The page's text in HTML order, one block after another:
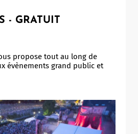
- GRATUIT
propose tout au long de
évènements grand public et